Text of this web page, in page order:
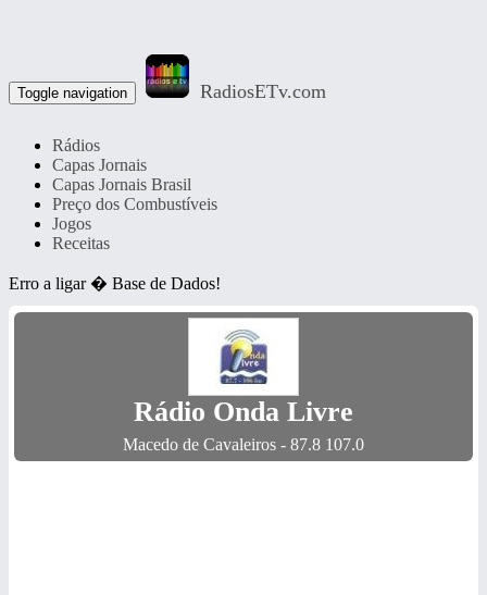
Toggle navigation RadiosETv.com
Rádios
Capas Jornais
Capas Jornais Brasil
Preço dos Combustíveis
Jogos
Receitas
Erro a ligar � Base de Dados!
Rádio Onda Livre
Macedo de Cavaleiros - 87.8 107.0